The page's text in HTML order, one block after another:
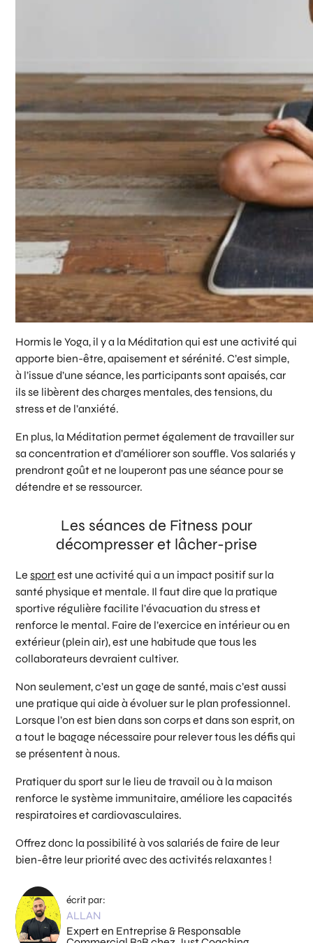
Hormis le Yoga, il y a la Méditation qui est une activité qui
apporte bien-être, apaisement et sérénité. C’est simple,
à l’issue d’une séance, les participants sont apaisés, car
ils se libèrent des charges mentales, des tensions, du
stress et de l’anxiété.
En plus, la Méditation permet également de travailler sur
sa concentration et d’améliorer son souffle. Vos salariés y
prendront goût et ne louperont pas une séance pour se
détendre et se ressourcer.
Les séances de Fitness pour
décompresser et lâcher-prise
Lesportest une activité qui a un impact positif sur la
santé physique et mentale. Il faut dire que la pratique
sportive régulière facilite l’évacuation du stress et
renforce le mental. Faire de l’exercice en intérieur ou en
extérieur (plein air), est une habitude que tous les
collaborateurs devraient cultiver.
Non seulement, c’est un gage de santé, mais c’est aussi
une pratique qui aide à évoluer sur le plan professionnel.
Lorsque l’on est bien dans son corps et dans son esprit, on
a tout le bagage nécessaire pour relever tous les défis qui
se présentent à nous.
Pratiquer du sport sur le lieu de travail ou à la maison
renforce le système immunitaire, améliore les capacités
respiratoires et cardiovasculaires.
Offrez donc la possibilité à vos salariés de faire de leur
bien-être leur priorité avec des activités relaxantes !
écrit par:
ALLAN
Expert en Entreprise & Responsable